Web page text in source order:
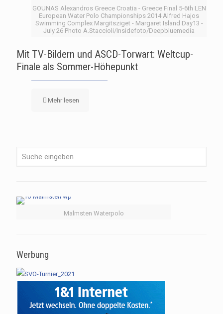
GOUNAS Alexandros Greece Croatia - Greece Final 5-6th LEN
European Water Polo Championships 2014 Alfred Hajos
Swimming Complex Margitsziget - Margaret Island Day13 -
July 26 Photo A.Staccioli/Insidefoto/Deepbluemedia
Mit TV-Bildern und ASCD-Torwart: Weltcup-
Finale als Sommer-Höhepunkt
Mehr lesen
Malmsten Waterpolo
Werbung